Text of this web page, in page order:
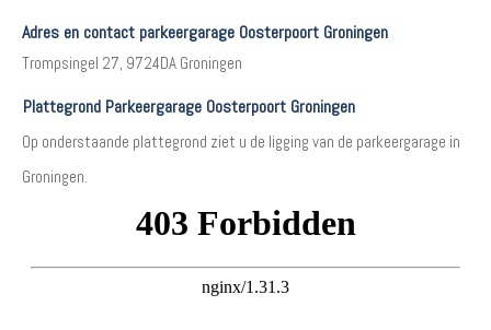
Adres en contact parkeergarage Oosterpoort Groningen
Trompsingel 27, 9724DA Groningen
Plattegrond Parkeergarage Oosterpoort Groningen
Op onderstaande plattegrond ziet u de ligging van de parkeergarage in
Groningen.